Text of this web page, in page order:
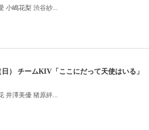
小嶋花梨 渋谷紗...
日） チームKIV「ここにだって天使はいる」
井澤美優 猪原絆...